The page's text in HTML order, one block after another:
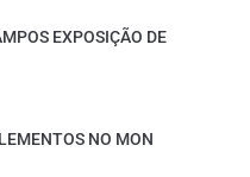
EXPOSIÇÃO DE
NO MON